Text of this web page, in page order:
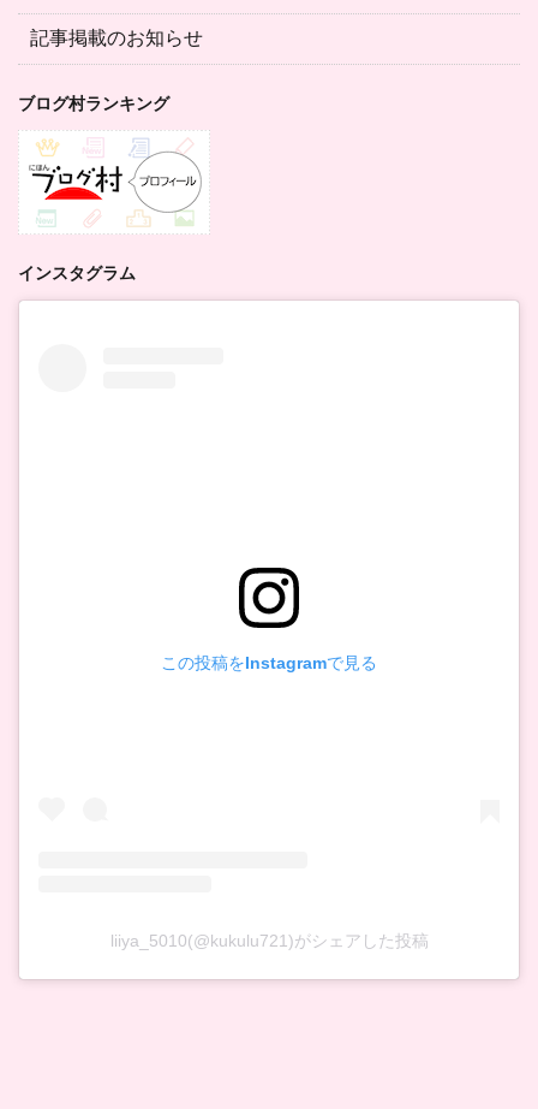
記事掲載のお知らせ
ブログ村ランキング
インスタグラム
この投稿をInstagramで見る
liiya_5010(@kukulu721)がシェアした投稿